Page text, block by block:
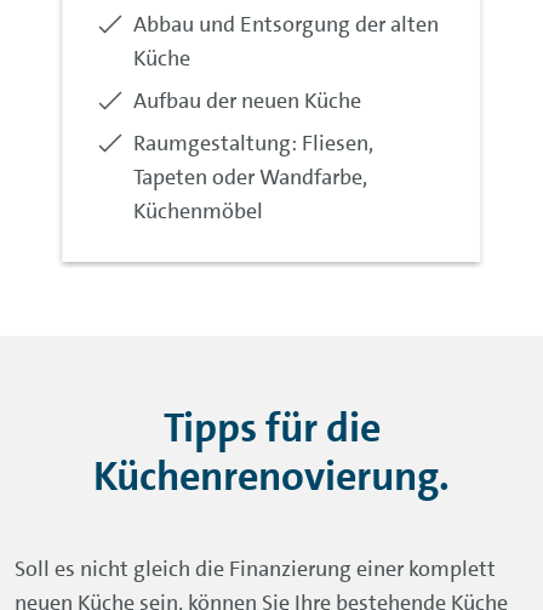
inkludiert:
nicht
inkludiert:
Abbau und Entsorgung der alten
Küche
nicht
inkludiert:
Aufbau der neuen Küche
nicht
inkludiert:
Raumgestaltung: Fliesen,
Tapeten oder Wandfarbe,
Küchenmöbel
Tipps für die
Küchenrenovierung.
Soll es nicht gleich die Finanzierung einer komplett
neuen Küche sein, können Sie Ihre bestehende Küche